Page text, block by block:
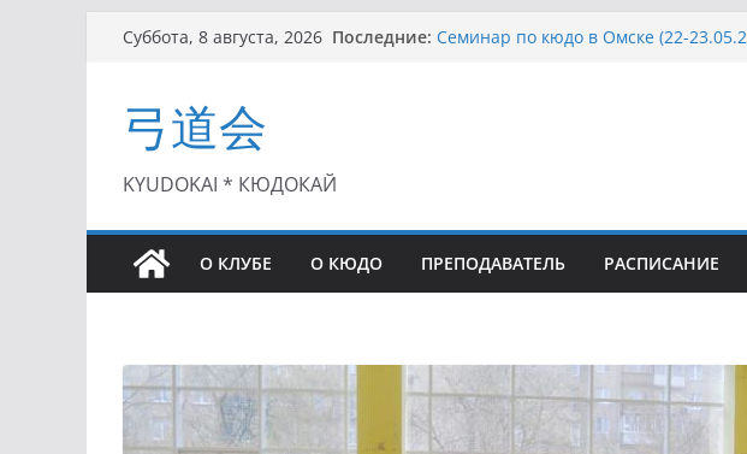
Перейти
Суббота, 8 августа, 2026 Последние: Семинар по кюдо в Омске (22-
弓道会
KYUDOKAI * КЮДОКАЙ
О КЛУБЕ О КЮДО ПРЕПОДАВАТЕЛЬ РАСПИСАНИЕ